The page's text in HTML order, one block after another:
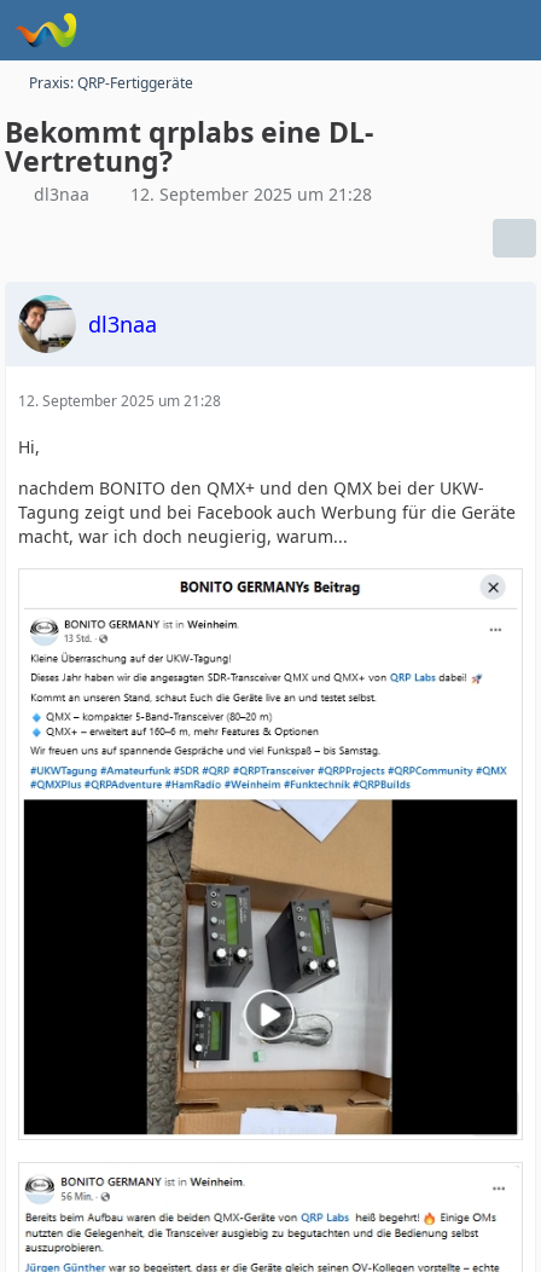
Praxis: QRP-Fertiggeräte
Bekommt qrplabs eine DL-
Vertretung?
dl3naa 12. September 2025 um 21:28
dl3naa
12. September 2025 um 21:28
Hi,
nachdem BONITO den QMX+ und den QMX bei der UKW-
Tagung zeigt und bei Facebook auch Werbung für die Geräte
macht, war ich doch neugierig, warum...